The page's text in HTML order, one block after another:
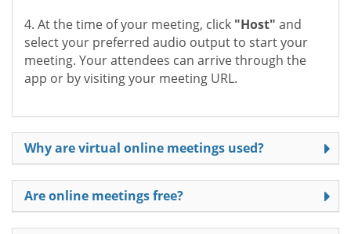
4. At the time of your meeting, click "Host" and
select your preferred audio output to start your
meeting. Your attendees can arrive through the
app or by visiting your meeting URL.
Why are virtual online meetings used?
Are online meetings free?